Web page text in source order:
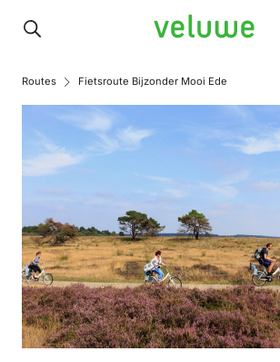
Veluwe
Routes Fietsroute Bijzonder Mooi Ede